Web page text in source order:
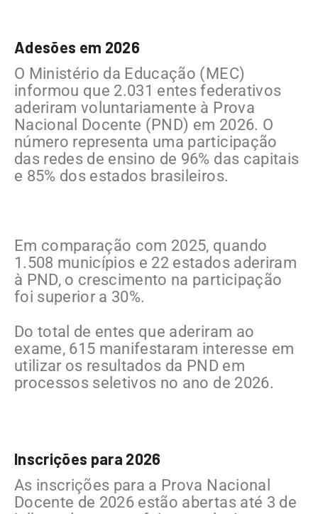
Adesões em 2026
O Ministério da Educação (MEC)
informou que 2.031 entes federativos
aderiram voluntariamente à Prova
Nacional Docente (PND) em 2026. O
número representa uma participação
das redes de ensino de 96% das capitais
e 85% dos estados brasileiros.​​
​Em comparação com 2025, quando
1.508 municípios e 22 estados aderiram
à PND, o crescimento na participação
foi superior a 30%.
Do total de entes que aderiram ao
exame, 615 manifestaram interesse em
utilizar os resultados da PND em
processos seletivos no ano de 2026.
Inscrições para 2026
As inscrições para a Prova Nacional
Docente de 2026 estão abertas até 3 de